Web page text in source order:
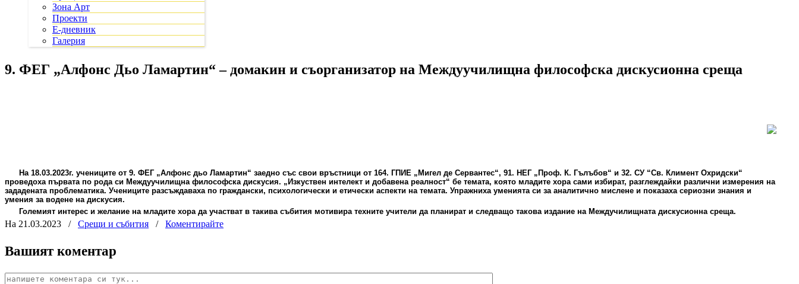
Зона Арт
Проекти
Е-дневник
Галерия
9. ФЕГ „Алфонс Дьо Ламартин“ – домакин и съорганизатор на Междуучилищна философска дискусионна среща
На 18.03.2023г. учениците от 9. ФЕГ „Алфонс дьо Ламартин“ заедно със свои връстници от 164. ГПИЕ „Мигел де Сервантес“, 91. НЕГ „Проф. К. Гълъбов“ и 32. СУ “Св. Климент Охридски“
проведоха първата по рода си Междуучилищна философска дискусия. „Изкуствен интелект и добавена реалност“ бе темата, която младите хора сами избират, разглеждайки различни измерения на
зададената проблематика. Учениците разсъждаваха по граждански, психологически и етически аспекти на темата. Упражниха уменията си за аналитично мислене и показаха сериозни знания и
умения за водене на дискусия.
Големият интерес и желание на младите хора да участват в такива събития мотивира техните учители да планират и следващо такова издание на Междучилищната дискусионна среща.
На 21.03.2023 / Срещи и събития / Коментирайте
Вашият коментар